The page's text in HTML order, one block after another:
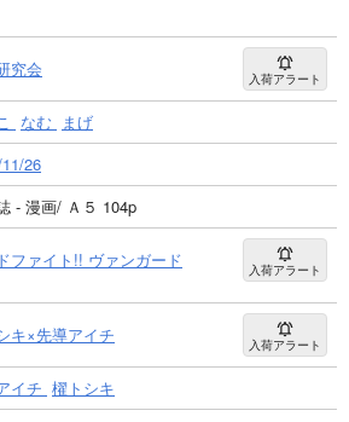
究会 入荷アラート
なむ
まげ
26
- 漫画/ Ａ５ 104p
ファイト!! ヴァンガード 入荷アラート
キ×先導アイチ 入荷アラート
イチ 櫂トシキ